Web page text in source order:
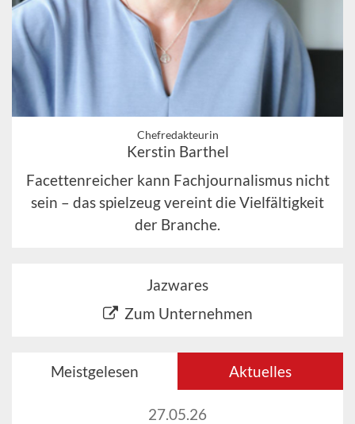
Chefredakteurin
Kerstin Barthel
Facettenreicher kann Fachjournalismus nicht
sein – das spielzeug vereint die Vielfältigkeit
der Branche.
Jazwares
Zum Unternehmen
Meistgelesen Aktuelles
27.05.26